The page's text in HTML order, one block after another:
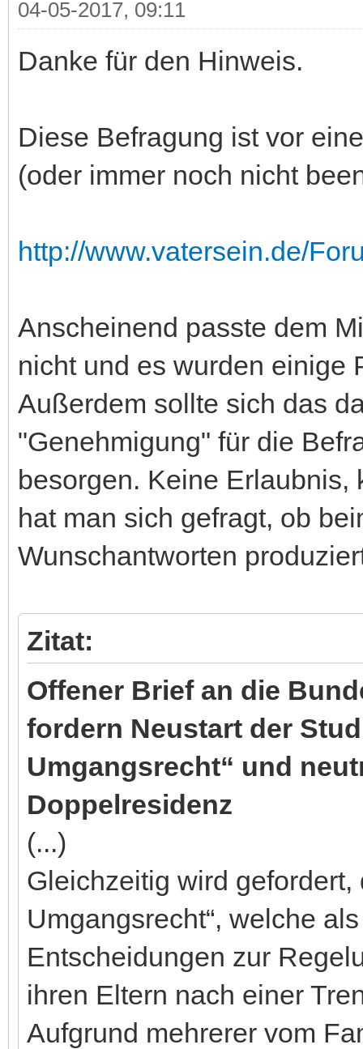
04-05-2017, 09:11
Danke für den Hinweis.
Diese Befragung ist vor
(oder immer noch nicht
http://www.vatersein.de/
Anscheinend passte dem
nicht und es wurden einige
Außerdem sollte sich das
"Genehmigung" für die
besorgen. Keine Erlaubnis,
hat man sich gefragt, ob
Wunschantworten
Zitat:
Offener Brief an die
fordern Neustart der
Umgangsrecht“ und
Doppelresidenz
(...)
Gleichzeitig wird
Umgangsrecht“, welche
Entscheidungen zur
ihren Eltern nach einer
Aufgrund mehrerer vom